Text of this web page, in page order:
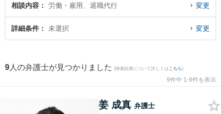
たい』『退職代行のトラブル解決の実績豊富な近くの弁護士を検索したい』
『初回相談無料で退職代行を法律相談できる四日市市内の弁護士に相談予約し
たい』などでお困りの相談者さんにおすすめです。
相談内容 労働・雇用、退職代行 変更
詳細条件 未選択 変更
9 人の弁護士が見つかりました (検索結果について詳しくは こちら)
9件中 1-9件を表示
姜 成真 弁護士